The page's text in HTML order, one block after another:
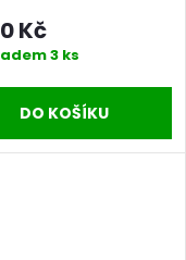
Kč
3 ks
DO KOŠÍKU